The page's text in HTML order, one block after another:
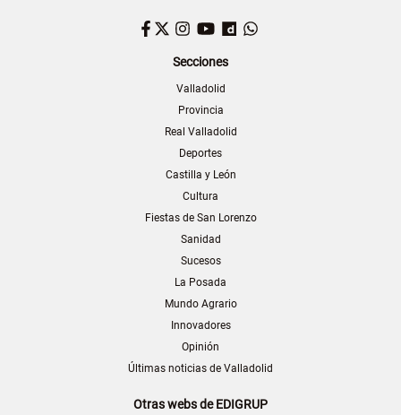
Facebook
TwitterInstagram
YouTubeDailymotion
Secciones
Valladolid
Provincia
Real Valladolid
Deportes
Castilla y León
Cultura
Fiestas de San Lorenzo
Sanidad
Sucesos
La Posada
Mundo Agrario
Innovadores
Opinión
Últimas noticias de Valladolid
Otras webs de EDIGRUP